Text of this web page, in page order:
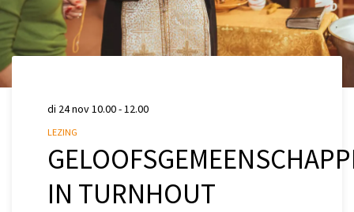
IN TURNHOUT
LEZING
di 24 nov10.00 - 12.00